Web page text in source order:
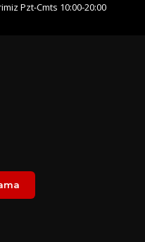
Pzt-Cmts 10:00-20:00